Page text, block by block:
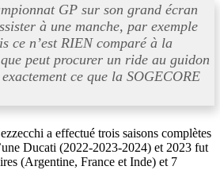
GP sur son grand écran
à une manche, par exemple
ce n’est RIEN comparé à la
peut procurer un ride au guidon
ce que la SOGECORE
a effectué trois saisons complètes
Ducati (2022-2023-2024) et 2023 fut
(Argentine, France et Inde) et 7